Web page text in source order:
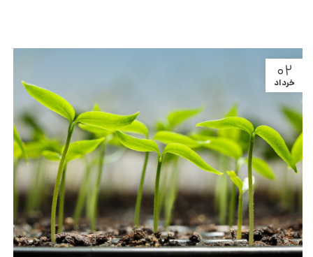
۰۲
خرداد